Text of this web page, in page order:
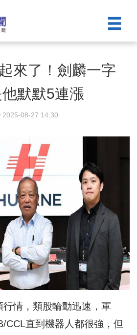
來了！劍麟一字
默默5連漲
2025-08-27 14:30
行情，類股輪動迅速，軍
CCL直到機器人都很強，但